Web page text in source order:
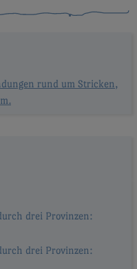
rund um Stricken,
drei Provinzen:
drei Provinzen: